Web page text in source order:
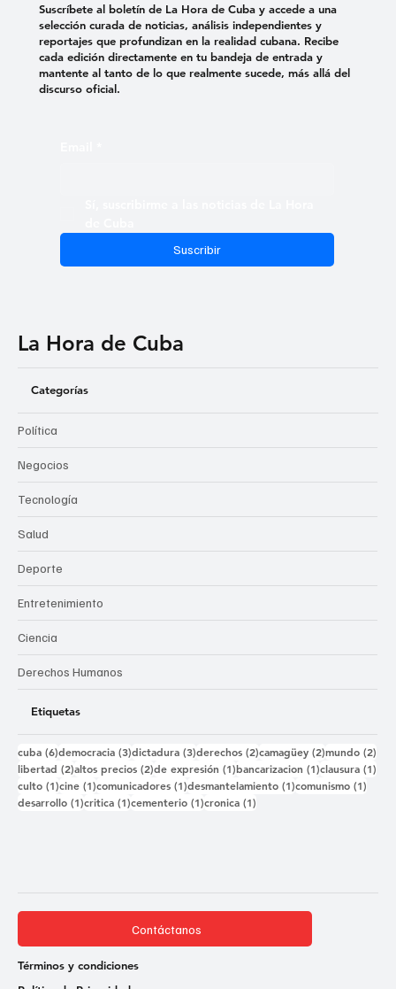
Suscribir
Suscríbete al boletín de La Hora de Cuba y accede a una
selección curada de noticias, análisis independientes y
reportajes que profundizan en la realidad cubana. Recibe
cada edición directamente en tu bandeja de entrada y
mantente al tanto de lo que realmente sucede, más allá del
discurso oficial.
La Hora de Cuba
Categorías
Política
Negocios
Tecnología
Salud
Deporte
Entretenimiento
Ciencia
Derechos Humanos
Etiquetas
cuba (6)6 entradas
democracia (3)3 entradas
dictadura (3)3 entradas
derechos (2)2 entradas
camagüey (2)2 entradas
mundo (2)
libertad (2)2 entradas
altos precios (2)2 entradas
de expresión (1)1 entrada
bancarizacion (1)1 entrada
clausura (1)
culto (1)1 entrada
cine (1)1 entrada
comunicadores (1)1 entrada
desmantelamiento (1)1 entrada
comunismo (1)
desarrollo (1)1 entrada
critica (1)1 entrada
cementerio (1)1 entrada
cronica (1)
Contáctanos
Términos y condiciones